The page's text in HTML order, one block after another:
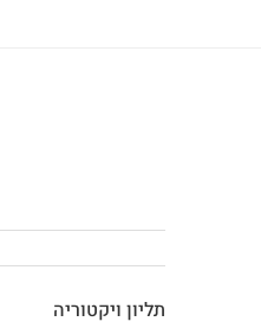
תליון ויקטוריה